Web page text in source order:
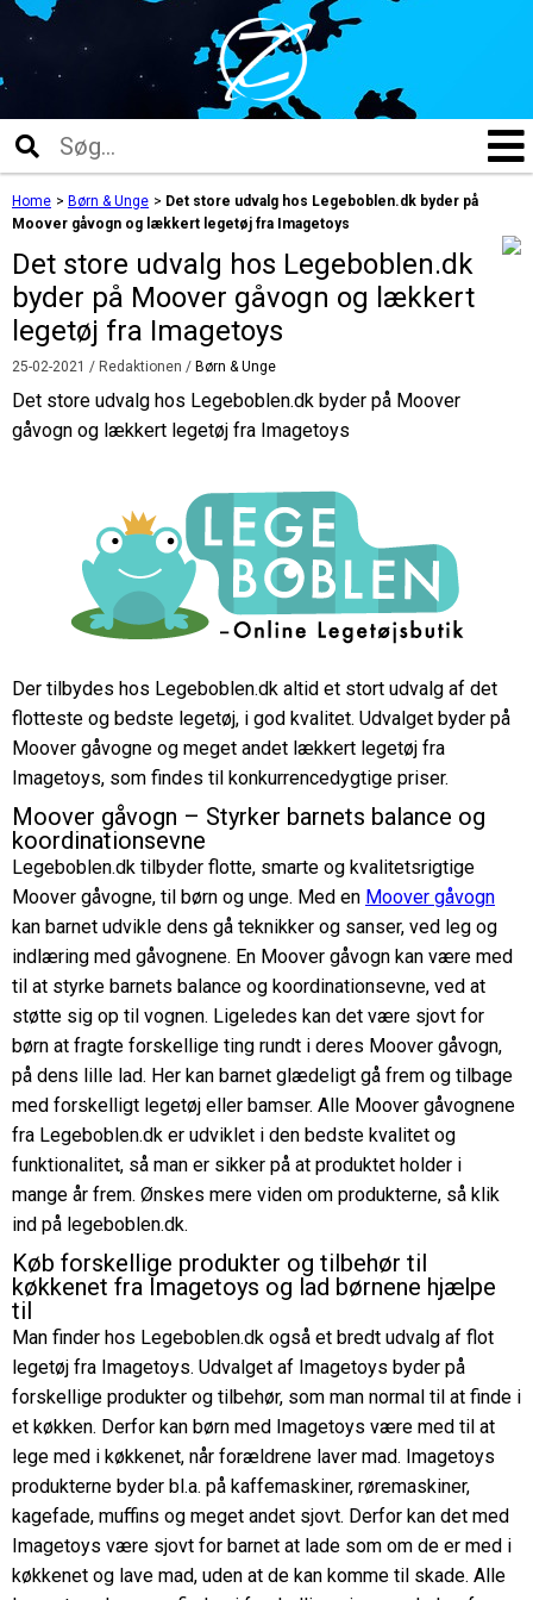
Home > Børn & Unge > Det store udvalg hos Legeboblen.dk byder på
Moover gåvogn og lækkert legetøj fra Imagetoys
Det store udvalg hos Legeboblen.dk
byder på Moover gåvogn og lækkert
legetøj fra Imagetoys
25-02-2021 / Redaktionen / Børn & Unge
Det store udvalg hos Legeboblen.dk byder på Moover
gåvogn og lækkert legetøj fra Imagetoys
Der tilbydes hos Legeboblen.dk altid et stort udvalg af det
flotteste og bedste legetøj, i god kvalitet. Udvalget byder på
Moover gåvogne og meget andet lækkert legetøj fra
Imagetoys, som findes til konkurrencedygtige priser.
Moover gåvogn – Styrker barnets balance og
koordinationsevne
Legeboblen.dk tilbyder flotte, smarte og kvalitetsrigtige
Moover gåvogne, til børn og unge. Med en Moover gåvogn
kan barnet udvikle dens gå teknikker og sanser, ved leg og
indlæring med gåvognene. En Moover gåvogn kan være med
til at styrke barnets balance og koordinationsevne, ved at
støtte sig op til vognen. Ligeledes kan det være sjovt for
børn at fragte forskellige ting rundt i deres Moover gåvogn,
på dens lille lad. Her kan barnet glædeligt gå frem og tilbage
med forskelligt legetøj eller bamser. Alle Moover gåvognene
fra Legeboblen.dk er udviklet i den bedste kvalitet og
funktionalitet, så man er sikker på at produktet holder i
mange år frem. Ønskes mere viden om produkterne, så klik
ind på legeboblen.dk.
Køb forskellige produkter og tilbehør til
køkkenet fra Imagetoys og lad børnene hjælpe
til
Man finder hos Legeboblen.dk også et bredt udvalg af flot
legetøj fra Imagetoys. Udvalget af Imagetoys byder på
forskellige produkter og tilbehør, som man normal til at finde i
et køkken. Derfor kan børn med Imagetoys være med til at
lege med i køkkenet, når forældrene laver mad. Imagetoys
produkterne byder bl.a. på kaffemaskiner, røremaskiner,
kagefade, muffins og meget andet sjovt. Derfor kan det med
Imagetoys være sjovt for barnet at lade som om de er med i
køkkenet og lave mad, uden at de kan komme til skade. Alle